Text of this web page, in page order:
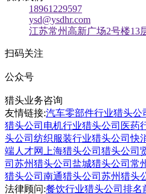
18961229597
ysd@ysdhr.com
江苏常州高新广场2号楼13
扫码关注
公众号
猎头业务咨询
友情链接:汽车零部件行业猎头公
猎头公司 电机行业猎头公司 医药
头公司 纺织服装行业猎头公司快
端人才网上海猎头公司 猎头公司
司 苏州猎头公司 盐城猎头公司 常
猎头公司 南通猎头公司 苏州猎头
法律顾问:餐饮行业猎头公司排名